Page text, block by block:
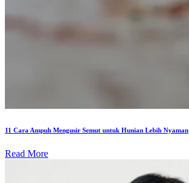
11 Cara Ampuh Mengusir Semut untuk Hunian Lebih Nyaman
Read More